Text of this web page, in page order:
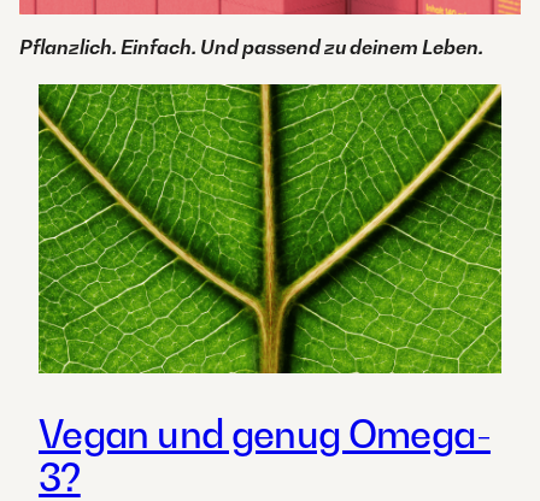
Pflanzlich. Einfach. Und passend zu deinem Leben.
Vegan und genug Omega-
3?